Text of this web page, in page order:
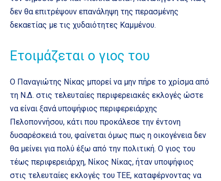
δεν θα επιτρέψουν επανάληψη της περασμένης
δεκαετίας με τις χυδαιότητες Καμμένου.
Ετοιμάζεται ο γιος του
Ο Παναγιώτης Νίκας μπορεί να μην πήρε το χρίσμα από
τη Ν.Δ. στις τελευταίες περιφερειακές εκλογές ώστε
να είναι ξανά υποψήφιος περιφερειάρχης
Πελοποννήσου, κάτι που προκάλεσε την έντονη
δυσαρέσκειά του, φαίνεται όμως πως η οικογένεια δεν
θα μείνει για πολύ έξω από την πολιτική. Ο γιος του
τέως περιφερειάρχη, Νίκος Νίκας, ήταν υποψήφιος
στις τελευταίες εκλογές του ΤΕΕ, καταφέρνοντας να